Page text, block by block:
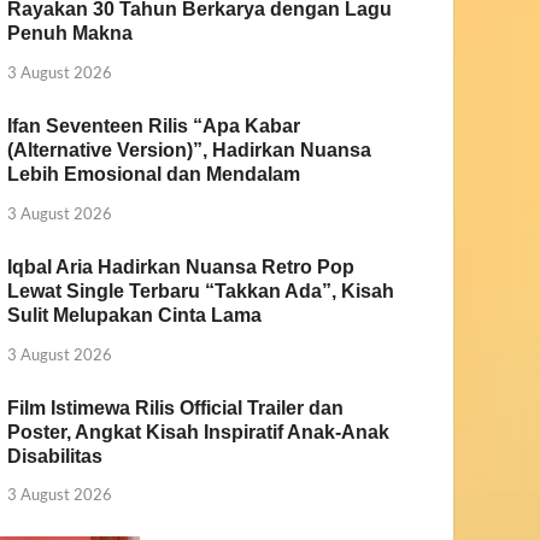
Rayakan 30 Tahun Berkarya dengan Lagu
Penuh Makna
3 August 2026
Ifan Seventeen Rilis “Apa Kabar
(Alternative Version)”, Hadirkan Nuansa
Lebih Emosional dan Mendalam
3 August 2026
Iqbal Aria Hadirkan Nuansa Retro Pop
Lewat Single Terbaru “Takkan Ada”, Kisah
Sulit Melupakan Cinta Lama
3 August 2026
Film Istimewa Rilis Official Trailer dan
Poster, Angkat Kisah Inspiratif Anak-Anak
Disabilitas
3 August 2026